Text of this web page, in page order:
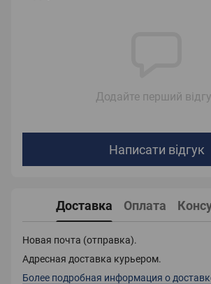
Додайте перший
Написати відгук
Доставка Оплата
Новая почта (отправка).
Адресная доставка курьером.
Более подробная информация о